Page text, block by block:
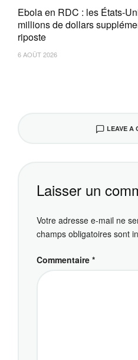
Ebola en RDC : les États-
millions de dollars
riposte
6 AOÛT 2026
LEAVE A
Laisser un
Votre adresse e-mail ne
champs obligatoires sont
Commentaire *